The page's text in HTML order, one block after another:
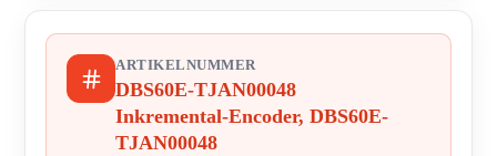
ARTIKELNUMMER
DBS60E-TJAN00048
Inkremental-Encoder, DBS60E-
TJAN00048